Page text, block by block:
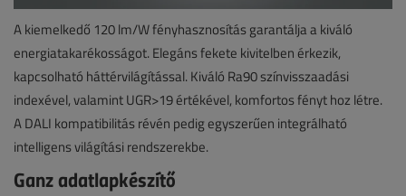
A kiemelkedő 120 lm/W fényhasznosítás garantálja a kiváló
energiatakarékosságot. Elegáns fekete kivitelben érkezik,
kapcsolható háttérvilágítással. Kiváló Ra90 színvisszaadási
indexével, valamint UGR>19 értékével, komfortos fényt hoz létre.
A DALI kompatibilitás révén pedig egyszerűen integrálható
intelligens világítási rendszerekbe.
Ganz adatlapkészítő